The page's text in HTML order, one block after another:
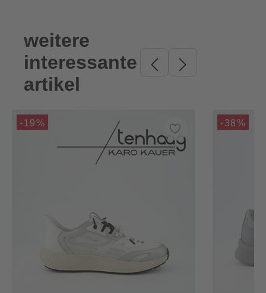
Produktgalerie überspringen
weitere
interessante
artikel
-19% -38%